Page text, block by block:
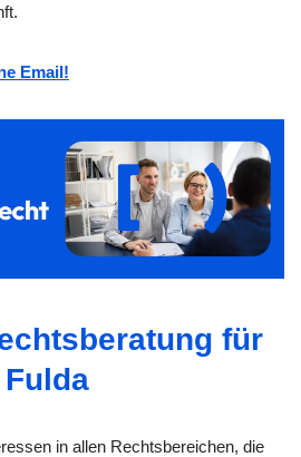
Email!
für
in allen Rechtsbereichen, die